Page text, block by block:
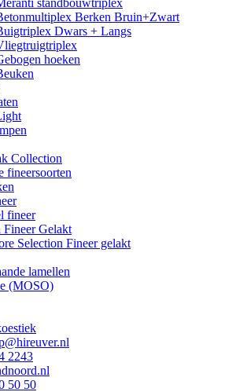
standbouwtriplex
Berken Bruin+Zwart
Dwars + Langs
hoeken
Collection
fineersoorten
fineer
Fineer Gelakt
Selection Fineer gelakt
lamellen
(MOSO)
2243
50 50